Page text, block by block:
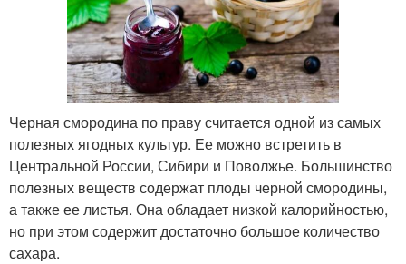
Черная смородина по праву считается одной из самых
полезных ягодных культур. Ее можно встретить в
Центральной России, Сибири и Поволжье. Большинство
полезных веществ содержат плоды черной смородины,
а также ее листья. Она обладает низкой калорийностью,
но при этом содержит достаточно большое количество
сахара.